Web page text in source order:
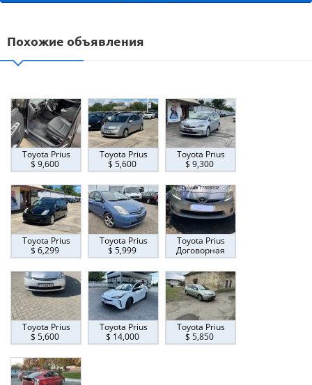
Похожие объявления
Toyota Prius
$ 9,600
Toyota Prius
$ 5,600
Toyota Prius
$ 9,300
Toyota Prius
$ 6,299
Toyota Prius
$ 5,999
Toyota Prius
Договорная
Toyota Prius
$ 5,600
Toyota Prius
$ 14,000
Toyota Prius
$ 5,850